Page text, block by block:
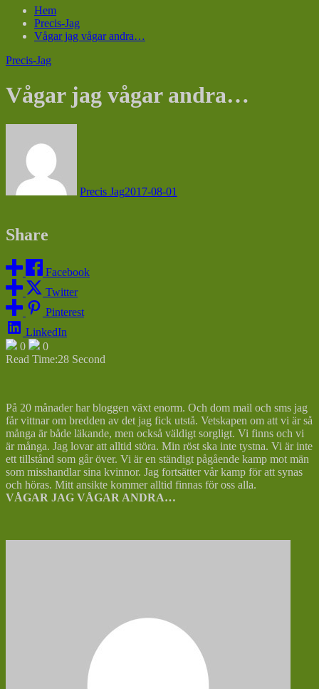
Hem
Precis-Jag
Vågar jag vågar andra…
Precis-Jag
Vågar jag vågar andra…
Precis Jag2017-08-01
Share
Facebook
Twitter
Pinterest
LinkedIn
0
0
Read Time:28 Second
På 20 månader har bloggen växt enorm. Och dom mail och sms jag
får vittnar om bredden av det jag fick utstå. Vetskapen om att vi är så
många är både läkande, men också väldigt sorgligt. Vi finns och vi
är många. Jag lovar att alltid störa. Min röst ska inte tystna. Vi är inte
ett tillstånd som går över. Vi är en ständigt pågående kamp mot män
som misshandlar sina kvinnor. Jag fortsätter vår kamp för att synas
och höras. Mitt ansikte kommer alltid finnas för oss alla.
VÅGAR JAG VÅGAR ANDRA…